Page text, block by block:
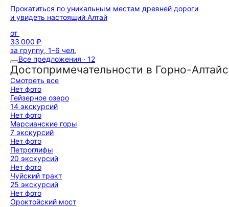
Прокатиться по уникальным местам древней дороги
и увидеть настоящий Алтай
от
33 000 ₽
за группу, 1–6 чел.
Все предложения · 12
Достопримечательности в Горно-
Смотреть все
Нет фото
Гейзерное озеро
14 экскурсий
Нет фото
Марсианские горы
7 экскурсий
Нет фото
Петроглифы
20 экскурсий
Нет фото
Чуйский тракт
25 экскурсий
Нет фото
Ороктойский мост